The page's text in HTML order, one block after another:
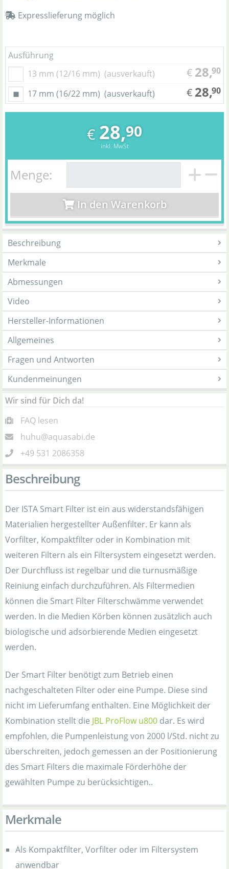
Expresslieferung möglich
Ausführung
13 mm (12/16 mm) (ausverkauft) € 28,90
17 mm (16/22 mm) (ausverkauft) € 28,90
€ 28,90
inkl. MwSt
Menge:
In den Warenkorb
Beschreibung
Merkmale
Abmessungen
Video
Hersteller-Informationen
Allgemeines
Fragen und Antworten
Kundenmeinungen
Wir sind für Dich da!
FAQ lesen
huhu@aquasabi.de
+49 531 2086358
Beschreibung
Der ISTA Smart Filter ist ein aus widerstandsfähigen
Materialien hergestellter Außenfilter. Er kann als
Vorfilter, Kompaktfilter oder in Kombination mit
weiteren Filtern als ein Filtersystem eingesetzt werden.
Der Durchfluss ist regelbar und die turnusmäßige
Reiniung einfach durchzuführen. Als Filtermedien
können die Smart Filter Filterschwämme verwendet
werden. In die Medien Körben können zusätzlich auch
biologische und adsorbierende Medien eingesetzt
werden.
Der Smart Filter benötigt zum Betrieb einen
nachgeschalteten Filter oder eine Pumpe. Diese sind
nicht im Lieferumfang enthalten. Eine Möglichkeit der
Kombination stellt die JBL ProFlow u800 dar. Es wird
empfohlen, die Pumpenleistung von 2000 l/Std. nicht zu
überschreiten, jedoch gemessen an der Positionierung
des Smart Filters die maximale Förderhöhe der
gewählten Pumpe zu berücksichtigen..
Merkmale
Als Kompaktfilter, Vorfilter oder im Filtersystem
anwendbar